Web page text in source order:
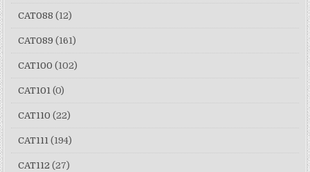
CAT088 (12)
CAT089 (161)
CAT100 (102)
CAT101 (0)
CAT110 (22)
CAT111 (194)
CAT112 (27)